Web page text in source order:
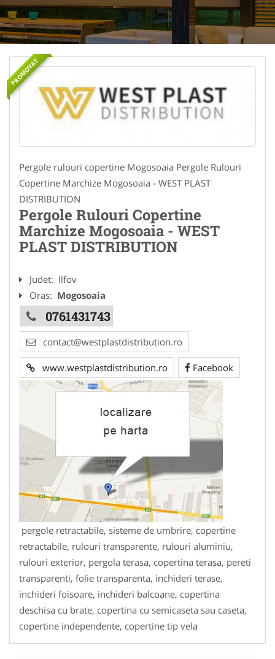
PROMOVAT
Pergole rulouri copertine Mogosoaia Pergole Rulouri
Copertine Marchize Mogosoaia - WEST PLAST
DISTRIBUTION
Pergole Rulouri Copertine
Marchize Mogosoaia - WEST
PLAST DISTRIBUTION
Judet: Ilfov
Oras: Mogosoaia
0761431743
contact@westplastdistribution.ro
www.westplastdistribution.ro Facebook
pergole retractabile, sisteme de umbrire, copertine
retractabile, rulouri transparente, rulouri aluminiu,
rulouri exterior, pergola terasa, copertina terasa, pereti
transparenti, folie transparenta, inchideri terase,
inchideri foisoare, inchideri balcoane, copertina
deschisa cu brate, copertina cu semicaseta sau caseta,
copertine independente, copertine tip vela